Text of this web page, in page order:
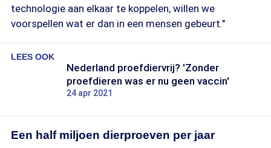
technologie aan elkaar te koppelen, willen we
voorspellen wat er dan in een mensen gebeurt."
LEES OOK
Nederland proefdiervrij? 'Zonder
proefdieren was er nu geen vaccin'
24 apr 2021
Een half miljoen dierproeven per jaar